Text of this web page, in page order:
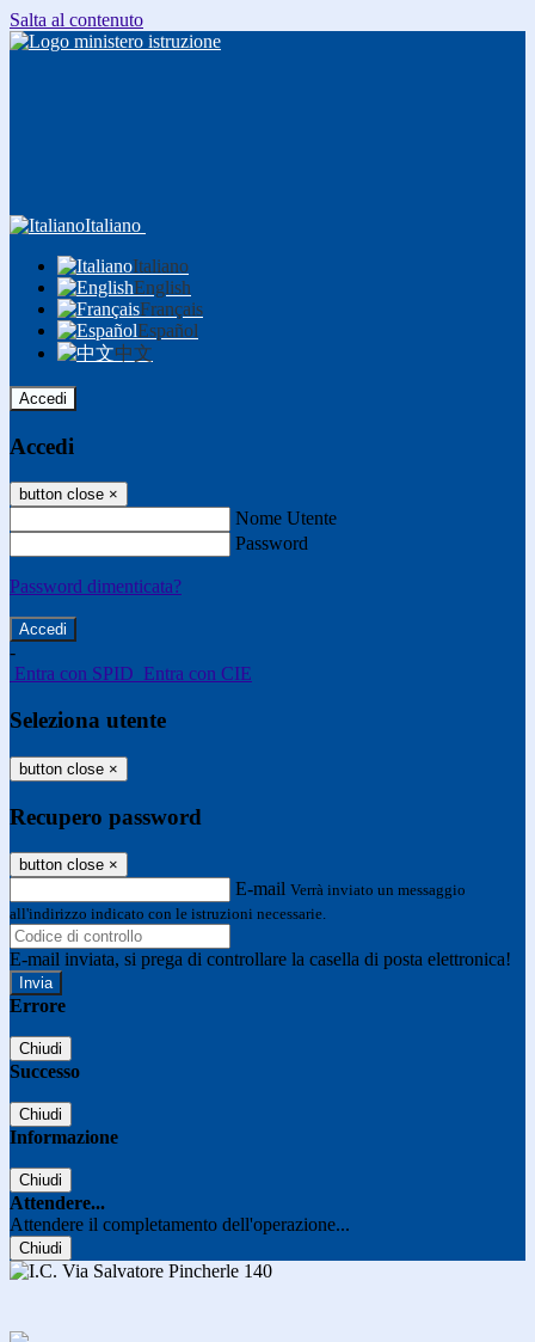
Salta al contenuto
Italiano
Italiano
English
Français
Español
中文
Accedi
Accedi
button close ×
Nome Utente
Password
Password dimenticata?
-
Entra con SPID Entra con CIE
Seleziona utente
button close ×
Recupero password
button close ×
E-mail Verrà inviato un messaggio
all'indirizzo indicato con le istruzioni necessarie.
E-mail inviata, si prega di controllare la casella di posta elettronica!
Errore
Chiudi
Successo
Chiudi
Informazione
Chiudi
Attendere...
Attendere il completamento dell'operazione...
Chiudi